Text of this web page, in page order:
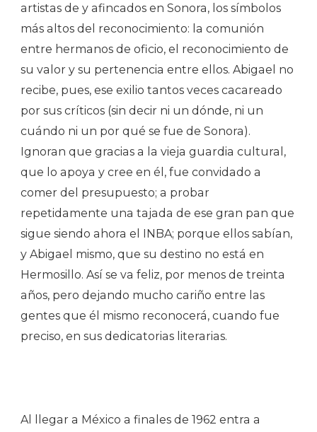
artistas de y afincados en Sonora, los símbolos
más altos del reconocimiento: la comunión
entre hermanos de oficio, el reconocimiento de
su valor y su pertenencia entre ellos. Abigael no
recibe, pues, ese exilio tantos veces cacareado
por sus críticos (sin decir ni un dónde, ni un
cuándo ni un por qué se fue de Sonora).
Ignoran que gracias a la vieja guardia cultural,
que lo apoya y cree en él, fue convidado a
comer del presupuesto; a probar
repetidamente una tajada de ese gran pan que
sigue siendo ahora el INBA; porque ellos sabían,
y Abigael mismo, que su destino no está en
Hermosillo. Así se va feliz, por menos de treinta
años, pero dejando mucho cariño entre las
gentes que él mismo reconocerá, cuando fue
preciso, en sus dedicatorias literarias.
Al llegar a México a finales de 1962 entra a